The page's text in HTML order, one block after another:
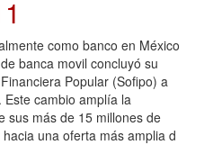
como banco en México
banca movil concluyó su
Popular (Sofipo) a
cambio amplía la
sus más de 15 millones de
una oferta más amplia d